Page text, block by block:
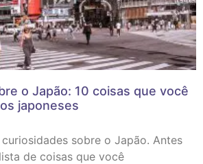
o Japão: 10 coisas que você
japoneses
sobre o Japão. Antes
de coisas que você